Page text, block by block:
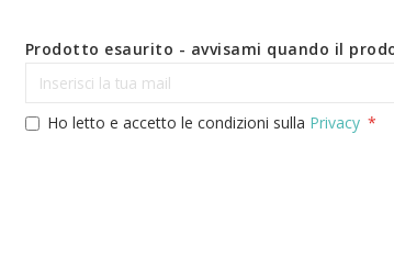
Prodotto esaurito - avvisami quando il
Ho letto e accetto le condizioni sulla Privacy